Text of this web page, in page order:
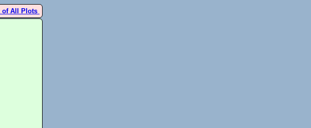
of All Plots